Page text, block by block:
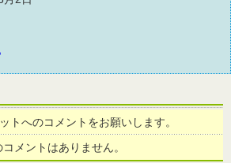
トへのコメントをお願いします。
メントはありません。